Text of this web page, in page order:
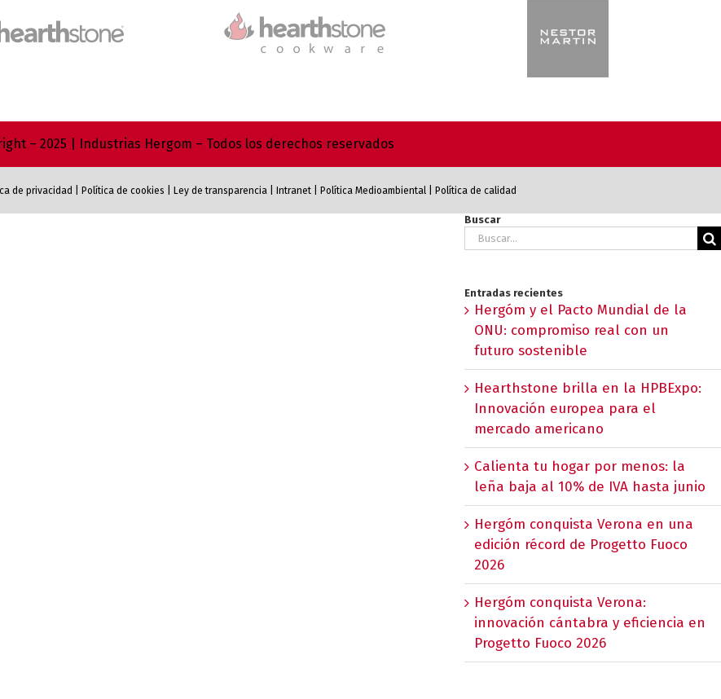
– 2025 | Industrias Hergom – Todos los derechos reservados
de privacidad Política de cookies Ley de transparencia Intranet Política Medioambiental Política de calidad
Buscar
Buscar:
Entradas recientes
Hergóm y el Pacto Mundial de la
ONU: compromiso real con un
futuro sostenible
Hearthstone brilla en la HPBExpo:
Innovación europea para el
mercado americano
Calienta tu hogar por menos: la
leña baja al 10% de IVA hasta junio
Hergóm conquista Verona en una
edición récord de Progetto Fuoco
2026
Hergóm conquista Verona:
innovación cántabra y eficiencia en
Progetto Fuoco 2026